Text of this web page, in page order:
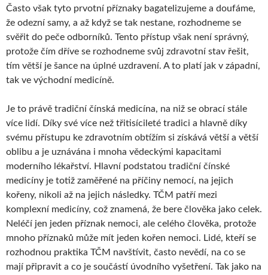
Často však tyto prvotní příznaky bagatelizujeme a doufáme,
že odezní samy, a až když se tak nestane, rozhodneme se
svěřit do peče odborníků. Tento přístup však není správný,
protože čím dříve se rozhodneme svůj zdravotní stav řešit,
tím větší je šance na úplné uzdravení. A to platí jak v západní,
tak ve východní medicíně.
Je to právě tradiční čínská medicína, na niž se obrací stále
více lidí. Díky své více než třitisícileté tradici a hlavně díky
svému přístupu ke zdravotním obtížím si získává větší a větší
oblibu a je uznávána i mnoha vědeckými kapacitami
moderního lékařství. Hlavní podstatou tradiční čínské
medicíny je totiž zaměřené na příčiny nemocí, na jejich
kořeny, nikoli až na jejich následky. TČM patří mezi
komplexní medicíny, což znamená, že bere člověka jako celek.
Neléčí jen jeden příznak nemoci, ale celého člověka, protože
mnoho příznaků může mít jeden kořen nemoci. Lidé, kteří se
rozhodnou praktika TČM navštívit, často nevědí, na co se
mají připravit a co je součástí úvodního vyšetření. Tak jako na